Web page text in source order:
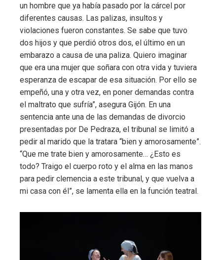
un hombre que ya había pasado por la cárcel por
diferentes causas. Las palizas, insultos y
violaciones fueron constantes. Se sabe que tuvo
dos hijos y que perdió otros dos, el último en un
embarazo a causa de una paliza. Quiero imaginar
que era una mujer que soñara con otra vida y tuviera
esperanza de escapar de esa situación. Por ello se
empeñó, una y otra vez, en poner demandas contra
el maltrato que sufría”, asegura Gijón. En una
sentencia ante una de las demandas de divorcio
presentadas por De Pedraza, el tribunal se limitó a
pedir al marido que la tratara “bien y amorosamente”.
“Que me trate bien y amorosamente… ¿Esto es
todo? Traigo el cuerpo roto y el alma en las manos
para pedir clemencia a este tribunal, y que vuelva a
mi casa con él”, se lamenta ella en la función teatral.